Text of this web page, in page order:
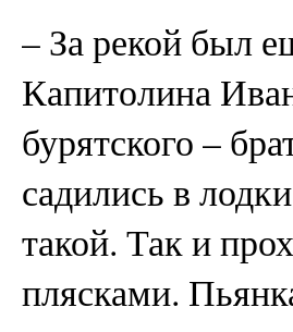
– За рекой был
Капитолина
бурятского –
садились в
такой. Так и
плясками.